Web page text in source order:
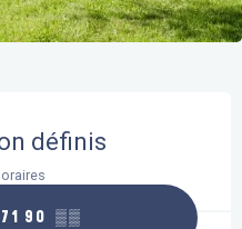
définis
90 ▒▒